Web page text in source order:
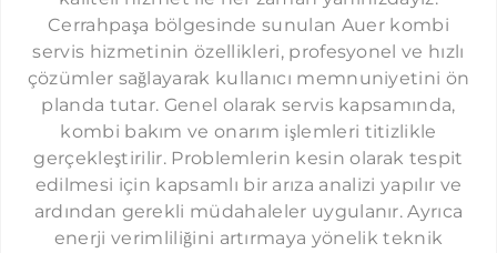
​Cerrahpaşa bölgesinde sunulan Auer kombi
servis hizmetinin özellikleri, profesyonel ve hızlı
çözümler sağlayarak kullanıcı memnuniyetini ön
planda tutar. Genel olarak servis kapsamında,
kombi bakım ve onarım işlemleri titizlikle
gerçekleştirilir. Problemlerin kesin olarak tespit
edilmesi için kapsamlı bir arıza analizi yapılır ve
ardından gerekli müdahaleler uygulanır. Ayrıca
enerji verimliliğini artırmaya yönelik teknik
GÜLTEPE AUER SERVISI
GÖZTEPE AUER SERVISI
HALICIĞLU AUER SERVISI
İSTINYE AUER SERVISI
KURTULUŞ AUER SERVISI
MASLAK AUER SERVISI